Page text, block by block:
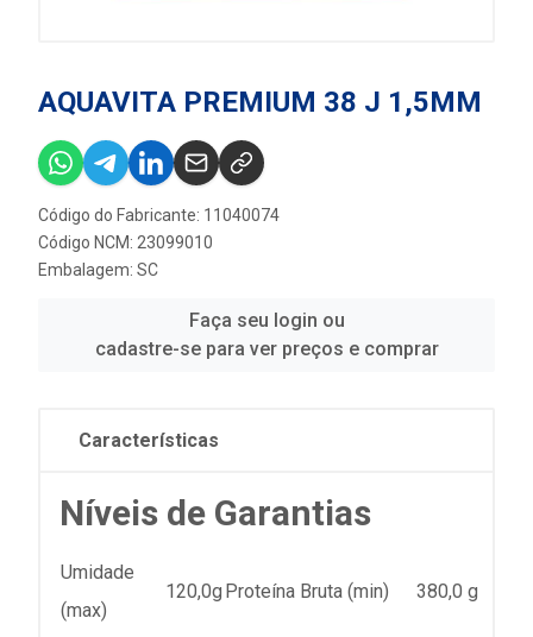
AQUAVITA PREMIUM 38 J 1,5MM
Código do Fabricante: 11040074
Código NCM: 23099010
Embalagem: SC
Faça seu login ou
cadastre-se para ver preços e comprar
Características
Níveis de Garantias
Umidade
(max)
120,0g Proteína Bruta (min) 380,0 g